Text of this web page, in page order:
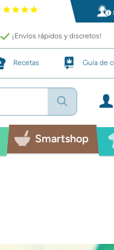
¡Envíos rápidos y discretos!
Recetas Guía de
Smartshop